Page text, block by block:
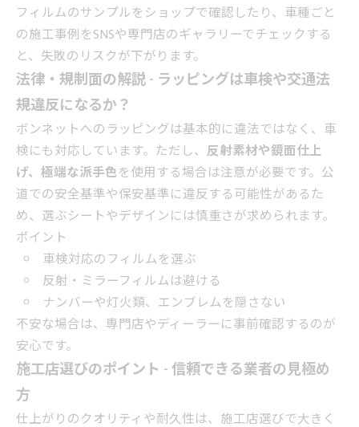
フィルムのサンプルをショップで確認したり、車種ごと
の施工事例をSNSや専門店のギャラリーでチェックする
と、失敗のリスクが下がります。
法律・規制面の解説 - ラッピングは車検や交通法
規違反になるか？
ボンネットへのラッピングは基本的に違法ではなく、車
検にも対応しています。ただし、 反射素材や鏡面仕上
げ、極端な派手色を使用する場合は注意が必要です。公
道での安全基準や保安基準に違反する可能性があるた
め、選ぶシートやデザインには慎重さが求められます。
ポイント
車検対応のフィルムを選ぶ
反射・ミラーフィルムは避ける
ナンバーや灯火類、エンブレムを隠さない
不安な場合は、専門店やディーラーに事前確認するのが
安心です。
施工店選びのポイント - 信頼できる業者の見極め
方
仕上がりのクオリティや耐久性は、施工店選びで大きく